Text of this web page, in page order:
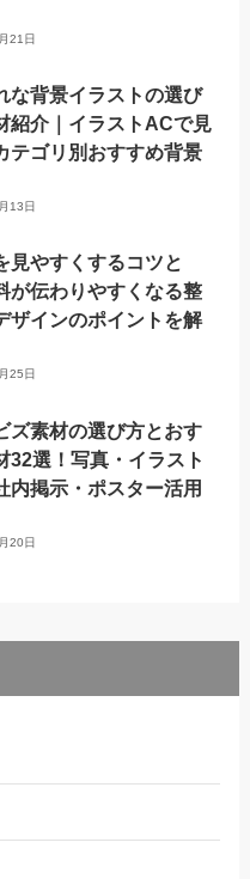
21日
な背景イラストの選び
紹介｜イラストACで見
テゴリ別おすすめ背景
13日
見やすくするコツと
が伝わりやすくなる整
ザインのポイントを解
25日
ズ素材の選び方とおす
32選！写真・イラスト
内掲示・ポスター活用
20日